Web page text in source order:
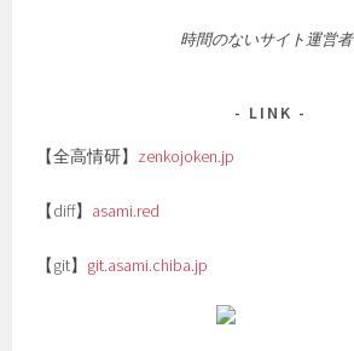
時間のないサイト運営者
LINK
【全高情研】 zenkojoken.jp
【diff】 asami.red
【git】 git.asami.chiba.jp